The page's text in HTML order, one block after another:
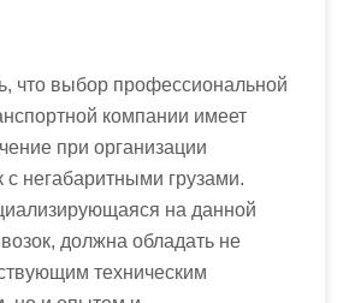
что выбор профессиональной
компании имеет
при организации
с негабаритными грузами.
на данной
должна обладать не
техническим